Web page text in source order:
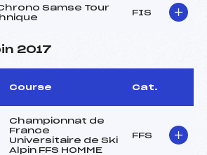
Samse Tour
FIS
2017
Course Cat.
Championnat de
France
Universitaire de Ski
Alpin FFS HOMME
FFS